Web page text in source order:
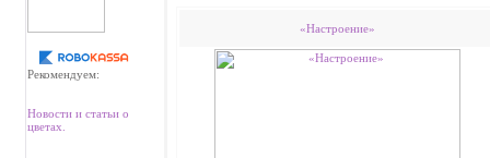
Рекомендуем:
Новости и статьи о
цветах.
«Настроение»